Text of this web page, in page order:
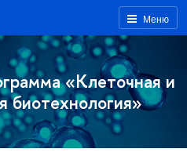
Меню
«Клеточная и
биотехнология»